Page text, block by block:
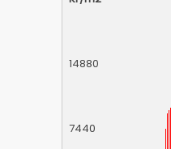
14880
7440